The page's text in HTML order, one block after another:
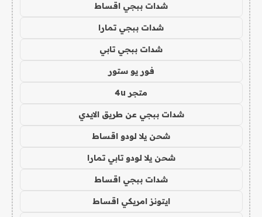
شدات ببجي اقساط
شدات ببجي تمارا
شدات ببجي تابي
فور يو ستور
متجر 4u
شدات ببجي عن طريق الايدي
شحن يلا لودو اقساط
شحن يلا لودو تابي تمارا
شدات ببجي اقساط
ايتونز امريكي اقساط